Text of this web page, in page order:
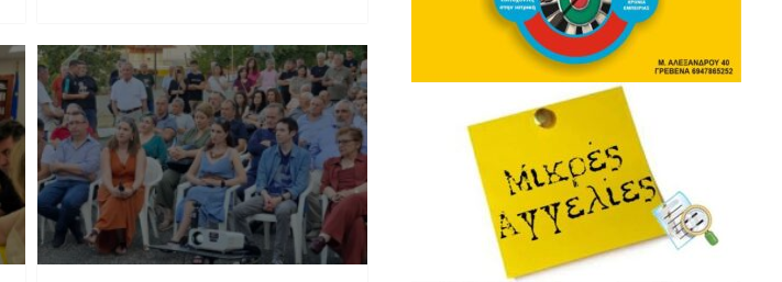
(βίντεο-φωτογραφίες)